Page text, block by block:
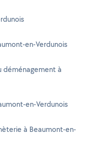
en-Verdunois
déménagement à
en-Verdunois
à Beaumont-en-